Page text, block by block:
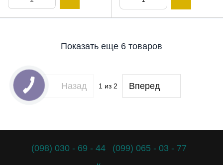
Показать еще 6 товаров
Назад 1из 2 Вперед
(098) 030 - 69 - 44 (099) 065 - 03 - 77